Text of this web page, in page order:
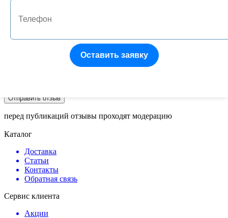
перед публикаций отзывы проходят модерацию
Каталог
Доставка
Статьи
Контакты
Обратная связь
Сервис клиента
Акции
Оставить заявку